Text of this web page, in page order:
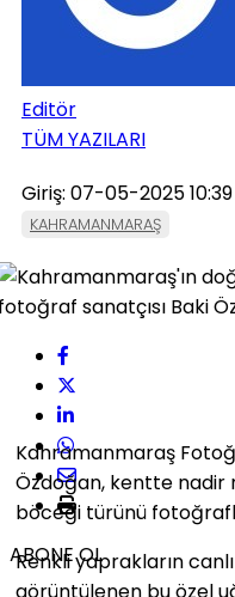
Editör
TÜM YAZILARI
Giriş: 07-05-2025 10:39
KAHRAMANMARAŞ
ABONE OL
Kahramanmaraş
Özdoğan, kentte
böceği türünü
Renkli yaprakların